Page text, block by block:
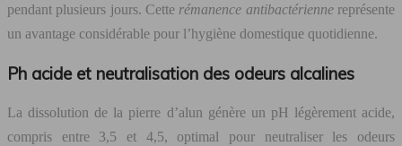
pendant plusieurs jours. Cette rémanence antibactérienne représente
un avantage considérable pour l’hygiène domestique quotidienne.
Ph acide et neutralisation des odeurs alcalines
La dissolution de la pierre d’alun génère un pH légèrement acide,
compris entre 3,5 et 4,5, optimal pour neutraliser les odeurs